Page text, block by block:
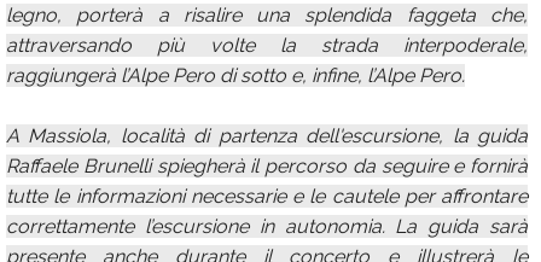
legno, porterà a risalire una splendida faggeta che,
attraversando più volte la strada interpoderale,
raggiungerà l’Alpe Pero di sotto e, infine, l’Alpe Pero.
A Massiola, località di partenza dell'escursione, la guida
Raffaele Brunelli spiegherà il percorso da seguire e fornirà
tutte le informazioni necessarie e le cautele per affrontare
correttamente l’escursione in autonomia. La guida sarà
presente anche durante il concerto e illustrerà le